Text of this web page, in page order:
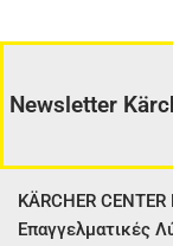
Newsletter
KÄRCHER
Επαγγελματικές